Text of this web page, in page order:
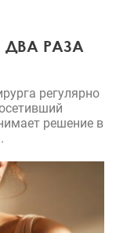
ДВА РАЗА
регулярно
решение в